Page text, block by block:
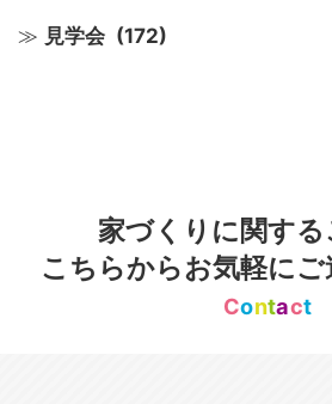
見学会 (172)
家づくりに関する
こちらからお気軽に
Contact